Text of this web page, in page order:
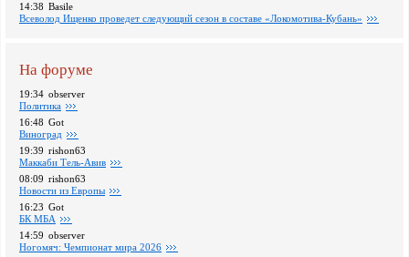
14:38 Basile
Всеволод Ищенко проведет следующий сезон в составе «Локомотива-Кубань»
На форуме
19:34 observer
Политика
16:48 Got
Виноград
19:39 rishon63
Маккаби Тель-Авив
08:09 rishon63
Новости из Европы
16:23 Got
БК МБА
14:59 observer
Ногомяч: Чемпионат мира 2026